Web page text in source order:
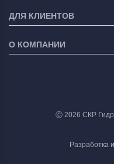
ДЛЯ КЛИЕНТОВ
О КОМПАНИИ
Ⓒ 2026 СКР
Разработка